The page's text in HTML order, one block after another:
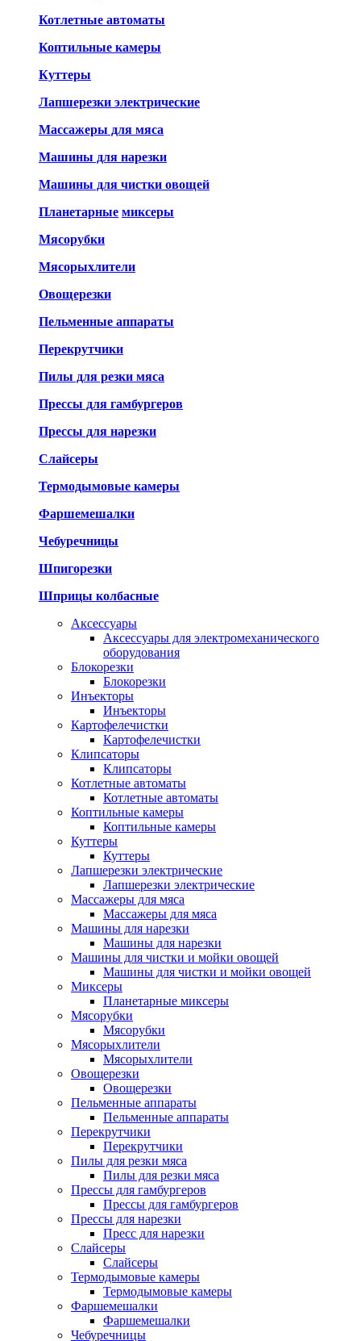
Котлетные автоматы
Коптильные камеры
Куттеры
Лапшерезки электрические
Массажеры для мяса
Машины для нарезки
Машины для чистки овощей
Планетарные миксеры
Мясорубки
Мясорыхлители
Овощерезки
Пельменные аппараты
Перекрутчики
Пилы для резки мяса
Прессы для гамбургеров
Прессы для нарезки
Слайсеры
Термодымовые камеры
Фаршемешалки
Чебуречницы
Шпигорезки
Шприцы колбасные
Аксессуары
Аксессуары для электромеханического
оборудования
Блокорезки
Блокорезки
Инъекторы
Инъекторы
Картофелечистки
Картофелечистки
Клипсаторы
Клипсаторы
Котлетные автоматы
Котлетные автоматы
Коптильные камеры
Коптильные камеры
Куттеры
Куттеры
Лапшерезки электрические
Лапшерезки электрические
Массажеры для мяса
Массажеры для мяса
Машины для нарезки
Машины для нарезки
Машины для чистки и мойки овощей
Машины для чистки и мойки овощей
Миксеры
Планетарные миксеры
Мясорубки
Мясорубки
Мясорыхлители
Мясорыхлители
Овощерезки
Овощерезки
Пельменные аппараты
Пельменные аппараты
Перекрутчики
Перекрутчики
Пилы для резки мяса
Пилы для резки мяса
Прессы для гамбургеров
Прессы для гамбургеров
Прессы для нарезки
Пресс для нарезки
Слайсеры
Слайсеры
Термодымовые камеры
Термодымовые камеры
Фаршемешалки
Фаршемешалки
Чебуречницы